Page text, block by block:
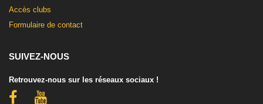
Accès clubs
Formulaire de contact
SUIVEZ-NOUS
Retrouvez-nous sur les réseaux sociaux !